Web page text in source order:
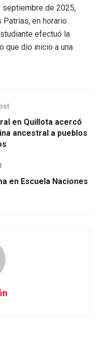
septiembre de 2025,
en horario
efectuó la
que dio inicio a una
en Quillota acercó
ancestral a pueblos
en Escuela Naciones